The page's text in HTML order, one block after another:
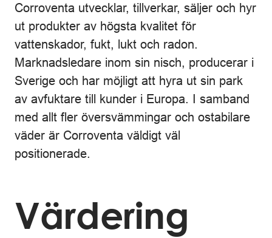
Corroventa utvecklar, tillverkar, säljer och hyr
ut produkter av högsta kvalitet för
vattenskador, fukt, lukt och radon.
Marknadsledare inom sin nisch, producerar i
Sverige och har möjligt att hyra ut sin park
av avfuktare till kunder i Europa. I samband
med allt fler översvämmingar och ostabilare
väder är Corroventa väldigt väl
positionerade.
Värdering